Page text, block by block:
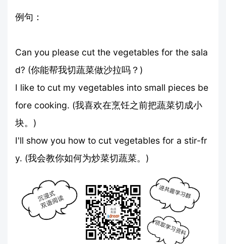
例句：
Can you please cut the vegetables for the sala
d? (你能帮我切蔬菜做沙拉吗？)
I like to cut my vegetables into small pieces be
fore cooking. (我喜欢在烹饪之前把蔬菜切成小
块。)
I'll show you how to cut vegetables for a stir-fr
y. (我会教你如何为炒菜切蔬菜。)